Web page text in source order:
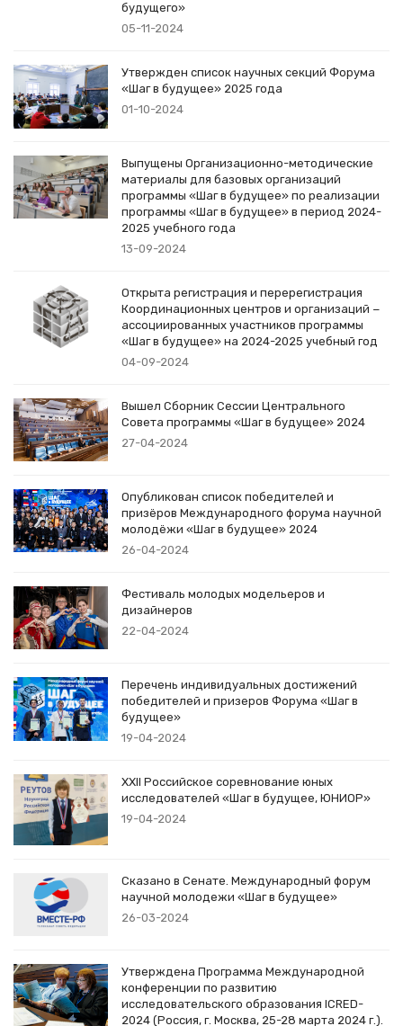
будущего»
05-11-2024
Утвержден список научных секций Форума
«Шаг в будущее» 2025 года
01-10-2024
Выпущены Организационно-методические
материалы для базовых организаций
программы «Шаг в будущее» по реализации
программы «Шаг в будущее» в период 2024-
2025 учебного года
13-09-2024
Открыта регистрация и перерегистрация
Координационных центров и организаций −
ассоциированных участников программы
«Шаг в будущее» на 2024-2025 учебный год
04-09-2024
Вышел Сборник Сессии Центрального
Совета программы «Шаг в будущее» 2024
27-04-2024
Опубликован список победителей и
призёров Международного форума научной
молодёжи «Шаг в будущее» 2024
26-04-2024
Фестиваль молодых модельеров и
дизайнеров
22-04-2024
Перечень индивидуальных достижений
победителей и призеров Форума «Шаг в
будущее»
19-04-2024
XXII Российское соревнование юных
исследователей «Шаг в будущее, ЮНИОР»
19-04-2024
Сказано в Сенате. Международный форум
научной молодежи «Шаг в будущее»
26-03-2024
Утверждена Программа Международной
конференции по развитию
исследовательского образования ICRED-
2024 (Россия, г. Москва, 25-28 марта 2024 г.).